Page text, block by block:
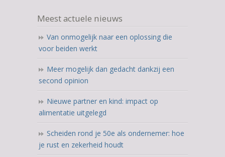
ratings
Meest actuele nieuws
Van onmogelijk naar een oplossing die
voor beiden werkt
Meer mogelijk dan gedacht dankzij een
second opinion
Nieuwe partner en kind: impact op
alimentatie uitgelegd
Scheiden rond je 50e als ondernemer: hoe
je rust en zekerheid houdt